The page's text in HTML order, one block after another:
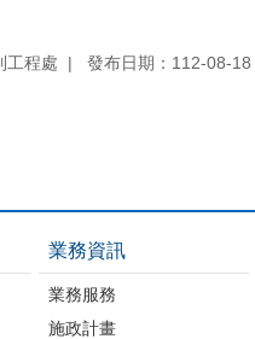
工程處 發布日期：112-08-18
業務資訊
業務服務
施政計畫